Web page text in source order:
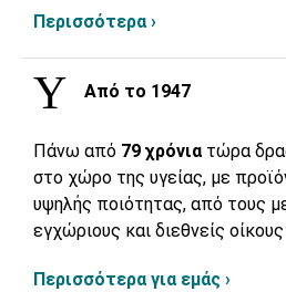
Περισσότερα ›
Από το 1947
Πάνω από 79 χρόνια τώρα
στο χώρο της υγείας, με
υψηλής ποιότητας, από τους
εγχώριους και διεθνείς
Περισσότερα για εμάς ›